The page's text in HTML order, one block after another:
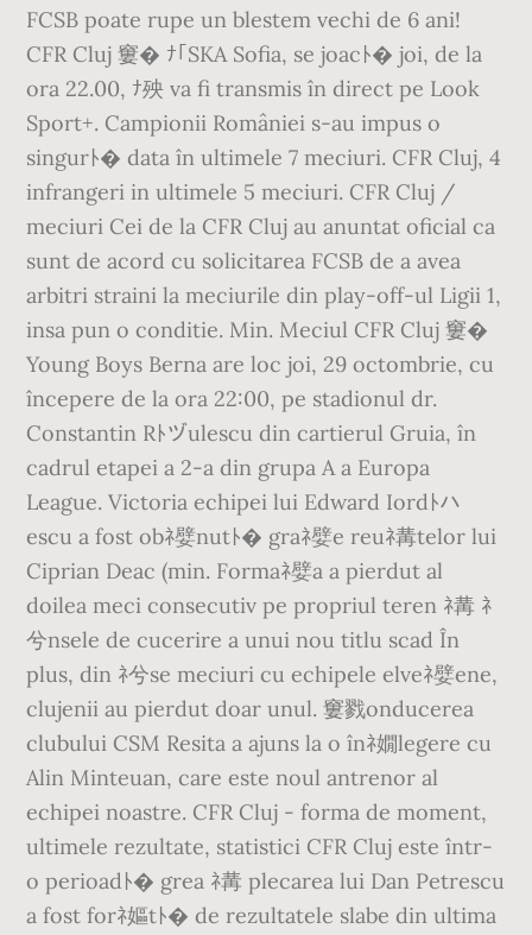
FCSB poate rupe un blestem vechi de 6 ani!
CFR Cluj 窶� ﾅ｢SKA Sofia, se joacﾄ� joi, de la
ora 22.00, ﾅ殃 va fi transmis în direct pe Look
Sport+. Campionii României s-au impus o
singurﾄ� data în ultimele 7 meciuri. CFR Cluj, 4
infrangeri in ultimele 5 meciuri. CFR Cluj /
meciuri Cei de la CFR Cluj au anuntat oficial ca
sunt de acord cu solicitarea FCSB de a avea
arbitri straini la meciurile din play-off-ul Ligii 1,
insa pun o conditie. Min. Meciul CFR Cluj 窶�
Young Boys Berna are loc joi, 29 octombrie, cu
începere de la ora 22:00, pe stadionul dr.
Constantin Rﾄヅulescu din cartierul Gruia, în
cadrul etapei a 2-a din grupa A a Europa
League. Victoria echipei lui Edward Iordﾄハ
escu a fost obﾈ嬖nutﾄ� graﾈ嬖e reuﾈ冓telor lui
Ciprian Deac (min. Formaﾈ嬖a a pierdut al
doilea meci consecutiv pe propriul teren ﾈ冓 ﾈ
兮nsele de cucerire a unui nou titlu scad În
plus, din ﾈ兮se meciuri cu echipele elveﾈ嬖ene,
clujenii au pierdut doar unul. 窶戮onducerea
clubului CSM Resita a ajuns la o înﾈ嫺legere cu
Alin Minteuan, care este noul antrenor al
echipei noastre. CFR Cluj - forma de moment,
ultimele rezultate, statistici CFR Cluj este într-
o perioadﾄ� grea ﾈ冓 plecarea lui Dan Petrescu
a fost forﾈ嫗tﾄ� de rezultatele slabe din ultima